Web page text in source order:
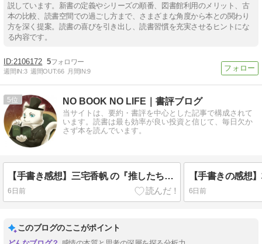
説しています。新書の定義やシリーズの順番、図書館利用のメリット、古
本の比較、読書空間での過ごし方まで、さまざまな角度から本との関わり
方を深く提案。読書の喜びを引き出し、読書習慣を充実させるヒントにな
る内容です。
2106172 5
週間IN:3 週間OUT:66 月間IN:9
5 NO BOOK NO LIFE｜書評ブログ
当サイトは、要約・書評を中心とした記事で構成されて
います。読書は最も効率が良い投資と信じて、毎日欠か
さず本を読んでいます。
【手書き感想】三宅香帆 の『推したちとどう生きるか』は結構難しい・・・
6日前 6日前
このブログのここがポイント